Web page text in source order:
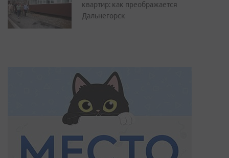
квартир: как преображается
Дальнегорск